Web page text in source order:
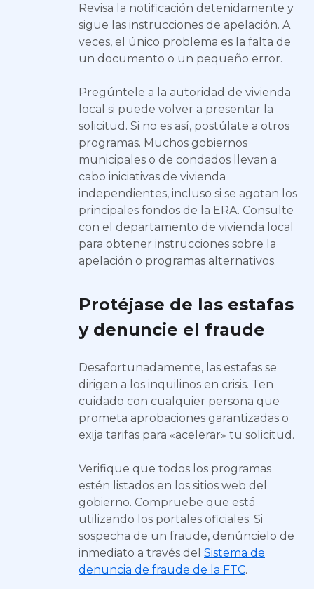
Revisa la notificación detenidamente y
sigue las instrucciones de apelación. A
veces, el único problema es la falta de
un documento o un pequeño error.
Pregúntele a la autoridad de vivienda
local si puede volver a presentar la
solicitud. Si no es así, postúlate a otros
programas. Muchos gobiernos
municipales o de condados llevan a
cabo iniciativas de vivienda
independientes, incluso si se agotan los
principales fondos de la ERA. Consulte
con el departamento de vivienda local
para obtener instrucciones sobre la
apelación o programas alternativos.
Protéjase de las estafas
y denuncie el fraude
Desafortunadamente, las estafas se
dirigen a los inquilinos en crisis. Ten
cuidado con cualquier persona que
prometa aprobaciones garantizadas o
exija tarifas para «acelerar» tu solicitud.
Verifique que todos los programas
estén listados en los sitios web del
gobierno. Compruebe que está
utilizando los portales oficiales. Si
sospecha de un fraude, denúncielo de
inmediato a través del Sistema de
denuncia de fraude de la FTC.